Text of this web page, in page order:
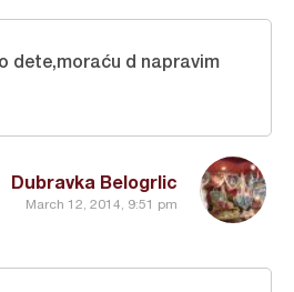
Dubravka Belogrlic
March 12, 2014, 9:51 pm
dete,moraću d napravim